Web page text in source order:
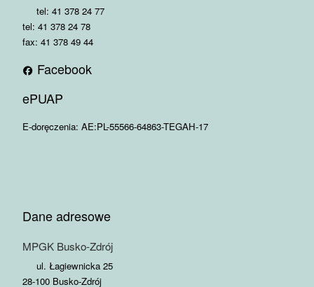
tel: 41 378 24 77
tel: 41 378 24 78
fax: 41 378 49 44
Facebook
ePUAP
E-doręczenia: AE:PL-55566-64863-TEGAH-17
Dane adresowe
MPGK Busko-Zdrój
ul. Łagiewnicka 25
28-100 Busko-Zdrój